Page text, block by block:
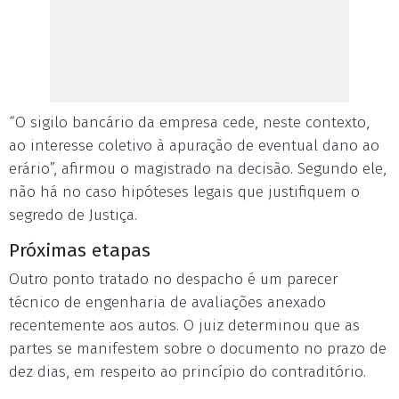
“O sigilo bancário da empresa cede, neste contexto,
ao interesse coletivo à apuração de eventual dano ao
erário”, afirmou o magistrado na decisão. Segundo ele,
não há no caso hipóteses legais que justifiquem o
segredo de Justiça.
Próximas etapas
Outro ponto tratado no despacho é um parecer
técnico de engenharia de avaliações anexado
recentemente aos autos. O juiz determinou que as
partes se manifestem sobre o documento no prazo de
dez dias, em respeito ao princípio do contraditório.